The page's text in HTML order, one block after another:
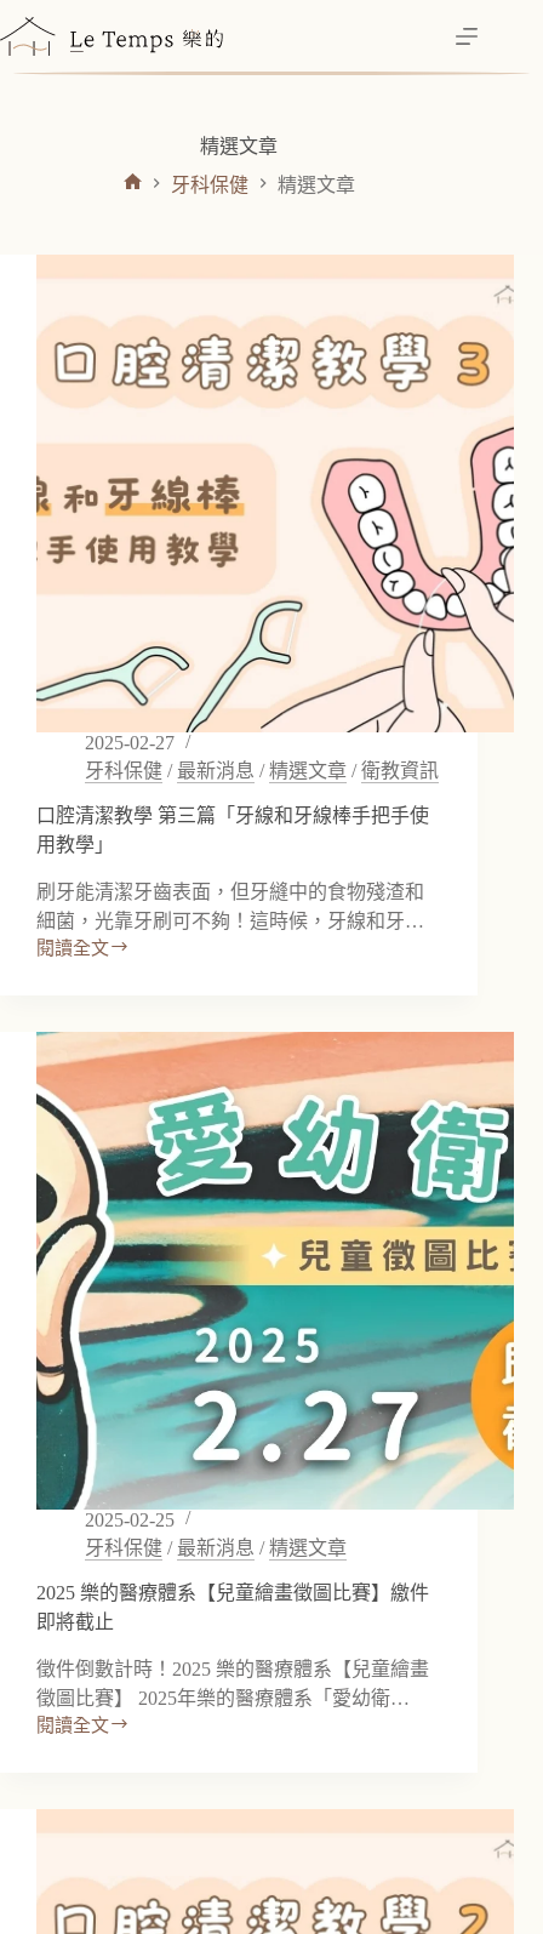
至
主
精選文章
牙科保健 精選文章
2025-02-27
牙科保健 / 最新消息 /精選文章 /衛教資訊
口腔清潔教學 第三篇「牙線和牙線棒手把手使
用教學」
刷牙能清潔牙齒表面，但牙縫中的食物殘渣和
細菌，光靠牙刷可不夠！這時候，牙線和牙…
閱讀全文
口
潔
教
學
第
「牙
線
和
牙
棒
手
把
手
用
學」
2025-02-25
牙科保健 / 最新消息 /精選文章
2025 樂的醫療體系【兒童繪畫徵圖比賽】繳件
即將截止
徵件倒數計時！2025 樂的醫療體系【兒童繪畫
徵圖比賽】 2025年樂的醫療體系「愛幼衛…
閱讀全文
2025
醫
療
系
【兒